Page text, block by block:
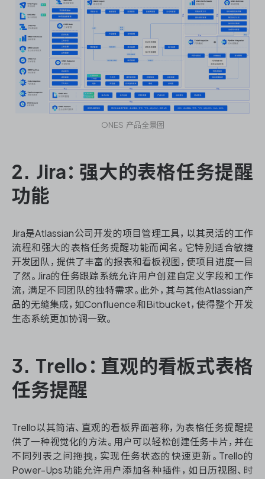
ONES 产品全景图
2. Jira：强大的表格任务提醒
功能
Jira是Atlassian公司开发的项目管理工具，以其灵活的工作
流程和强大的表格任务提醒功能而闻名。它特别适合敏捷
开发团队，提供了丰富的报表和看板视图，使项目进度一目
了然。Jira的任务跟踪系统允许用户创建自定义字段和工作
流，满足不同团队的独特需求。此外，其与其他Atlassian产
品的无缝集成，如Confluence和Bitbucket，使得整个开发
生态系统更加协调一致。
3. Trello：直观的看板式表格
任务提醒
Trello以其简洁、直观的看板界面著称，为表格任务提醒提
供了一种视觉化的方法。用户可以轻松创建任务卡片，并在
不同列表之间拖拽，实现任务状态的快速更新。Trello的
Power-Ups功能允许用户添加各种插件，如日历视图、时